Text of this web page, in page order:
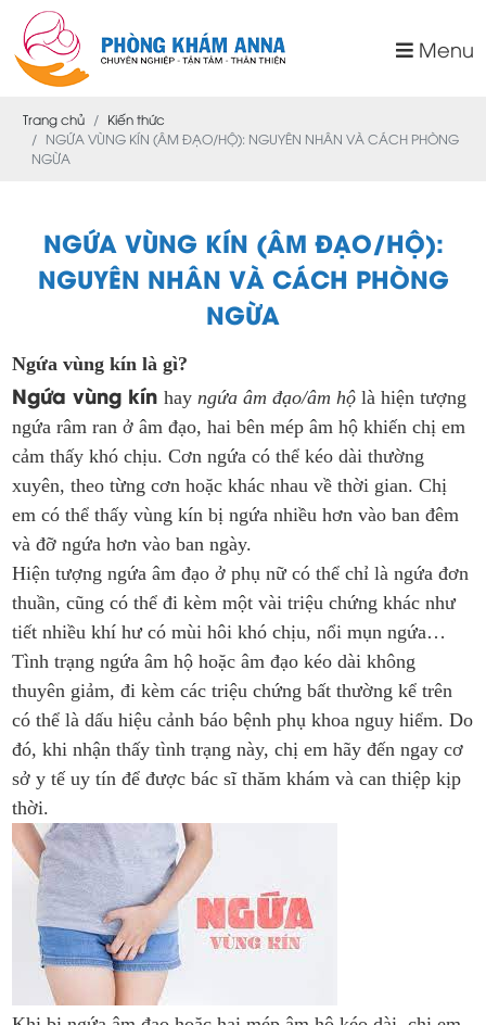
Menu
Trang chủ
Kiến thức
NGỨA VÙNG KÍN (ÂM ĐẠO/HỘ): NGUYÊN NHÂN VÀ CÁCH PHÒNG
NGỪA
NGỨA VÙNG KÍN (ÂM ĐẠO/HỘ):
NGUYÊN NHÂN VÀ CÁCH PHÒNG
NGỪA
Ngứa vùng kín là gì?
Ngứa vùng kínhayngứa âm đạo/âm hộlà hiện tượng
ngứa râm ran ở âm đạo, hai bên mép âm hộ khiến chị em
cảm thấy khó chịu. Cơn ngứa có thể kéo dài thường
xuyên, theo từng cơn hoặc khác nhau về thời gian. Chị
em có thể thấy vùng kín bị ngứa nhiều hơn vào ban đêm
và đỡ ngứa hơn vào ban ngày.
Hiện tượng ngứa âm đạo ở phụ nữ có thể chỉ là ngứa đơn
thuần, cũng có thể đi kèm một vài triệu chứng khác như
tiết nhiều khí hư có mùi hôi khó chịu, nổi mụn ngứa…
Tình trạng ngứa âm hộ hoặc âm đạo kéo dài không
thuyên giảm, đi kèm các triệu chứng bất thường kể trên
có thể là dấu hiệu cảnh báo bệnh phụ khoa nguy hiểm. Do
đó, khi nhận thấy tình trạng này, chị em hãy đến ngay cơ
sở y tế uy tín để được bác sĩ thăm khám và can thiệp kịp
thời.